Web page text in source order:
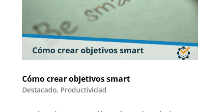
Cómo crear objetivos smart
Destacado, Productividad